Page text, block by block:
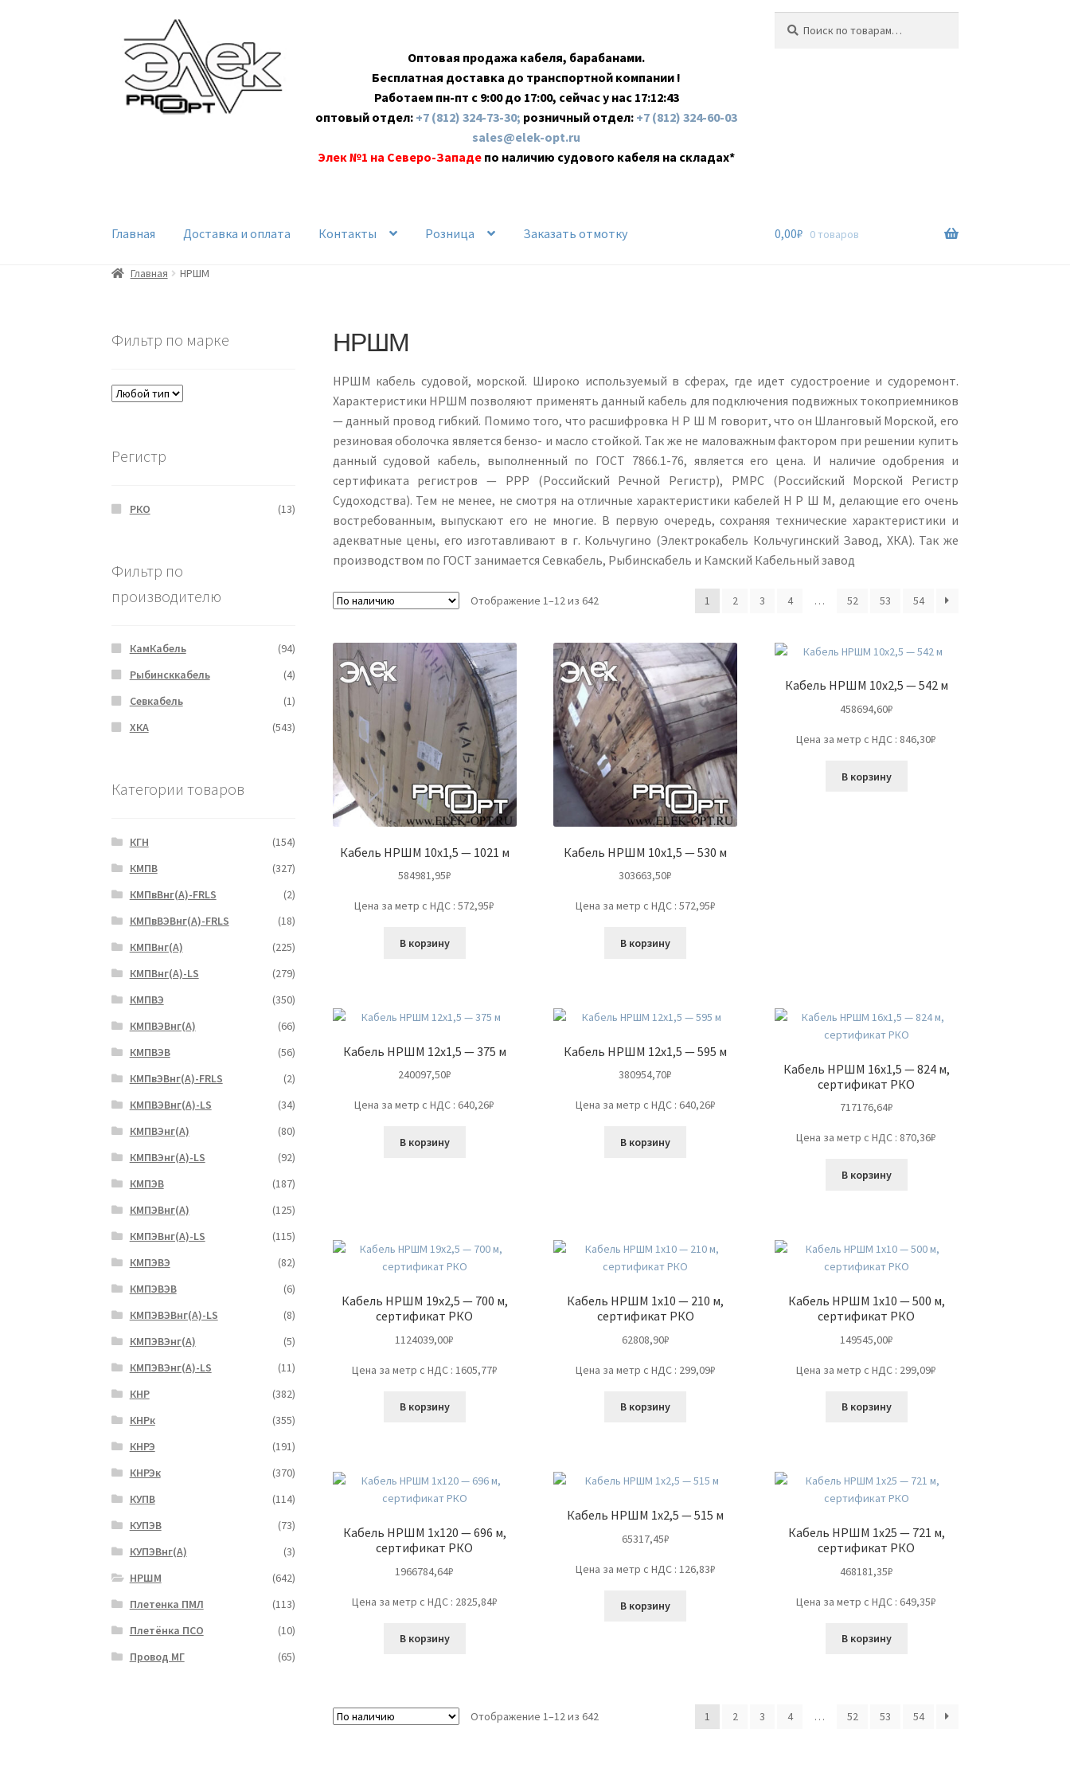
навигации
содержимому
Оптовая продажа кабеля, барабанами.
Бесплатная доставка до транспортной компании !
Работаем пн-пт с 9:00 до 17:00, сейчас у нас 17:12:44
оптовый отдел: +7 (812) 324-73-30; розничный отдел: +7 (812) 324-60-03
sales@elek-opt.ru
Элек №1 на Северо-Западе по наличию судового кабеля на складах*
Главная Доставка и оплата Контакты Розница Заказать отмотку 0,00₽ 0 товаров
Главная НРШМ
НРШМ
НРШМ кабель судовой, морской. Широко используемый в сферах, где идет судостроение и судоремонт.
Характеристики НРШМ позволяют применять данный кабель для подключения подвижных токоприемников
— данный провод гибкий. Помимо того, что расшифровка Н Р Ш М говорит, что он Шланговый Морской, его
резиновая оболочка является бензо- и масло стойкой. Так же не маловажным фактором при решении купить
данный судовой кабель, выполненный по ГОСТ 7866.1-76, является его цена. И наличие одобрения и
сертификата регистров — РРР (Российский Речной Регистр), РМРС (Российский Морской Регистр
Судоходства). Тем не менее, не смотря на отличные характеристики кабелей Н Р Ш М, делающие его очень
востребованным, выпускают его не многие. В первую очередь, сохраняя технические характеристики и
адекватные цены, его изготавливают в г. Кольчугино (Электрокабель Кольчугинский Завод, ХКА). Так же
производством по ГОСТ занимается Севкабель, Рыбинскабель и Камский Кабельный завод
Отображение 1–12 из 642 1 2 3 4 … 52 53 54
Кабель НРШМ 10х1,5 — 1021 м
584981,95₽
Цена за метр с НДС : 572,95₽
В корзину
Кабель НРШМ 10х1,5 — 530 м
303663,50₽
Цена за метр с НДС : 572,95₽
В корзину
Кабель НРШМ 10х2,5 — 542 м
458694,60₽
Цена за метр с НДС : 846,30₽
В корзину
Кабель НРШМ 12х1,5 — 375 м
240097,50₽
Цена за метр с НДС : 640,26₽
В корзину
Кабель НРШМ 12х1,5 — 595 м
380954,70₽
Цена за метр с НДС : 640,26₽
В корзину
Кабель НРШМ 16х1,5 — 824 м,
сертификат РКО
717176,64₽
Цена за метр с НДС : 870,36₽
В корзину
Кабель НРШМ 19х2,5 — 700 м,
сертификат РКО
1124039,00₽
Цена за метр с НДС : 1605,77₽
В корзину
Кабель НРШМ 1х10 — 210 м,
сертификат РКО
62808,90₽
Цена за метр с НДС : 299,09₽
В корзину
Кабель НРШМ 1х10 — 500 м,
сертификат РКО
149545,00₽
Цена за метр с НДС : 299,09₽
В корзину
Кабель НРШМ 1х120 — 696 м,
сертификат РКО
1966784,64₽
Цена за метр с НДС : 2825,84₽
В корзину
Кабель НРШМ 1х2,5 — 515 м
65317,45₽
Цена за метр с НДС : 126,83₽
В корзину
Кабель НРШМ 1х25 — 721 м,
сертификат РКО
468181,35₽
Цена за метр с НДС : 649,35₽
В корзину
Отображение 1–12 из 642 1 2 3 4 … 52 53 54
Фильтр по марке
Регистр
РКО (13)
Фильтр по
производителю
КамКабель
(94)
Рыбинсккабель
(4)
Севкабель
(1)
ХКА
(543)
Категории товаров
КГН
(154)
КМПВ
(327)
КМПвВнг(А)-FRLS
(2)
КМПвВЭВнг(А)-FRLS
(18)
КМПВнг(А)
(225)
КМПВнг(А)-LS
(279)
КМПВЭ
(350)
КМПВЭBнг(А)
(66)
КМПВЭВ
(56)
КМПвЭВнг(А)-FRLS
(2)
КМПВЭВнг(А)-LS
(34)
КМПВЭнг(А)
(80)
КМПВЭнг(А)-LS
(92)
КМПЭВ
(187)
КМПЭВнг(А)
(125)
КМПЭВнг(А)-LS
(115)
КМПЭВЭ
(82)
КМПЭВЭВ
(6)
КМПЭВЭВнг(А)-LS
(8)
КМПЭВЭнг(А)
(5)
КМПЭВЭнг(А)-LS
(11)
КНР
(382)
КНРк
(355)
КНРЭ
(191)
КНРЭк
(370)
КУПВ
(114)
КУПЭВ
(73)
КУПЭВнг(А)
(3)
НРШМ
(642)
Плетенка ПМЛ
(113)
Плетёнка ПСО
(10)
Провод МГ
(65)